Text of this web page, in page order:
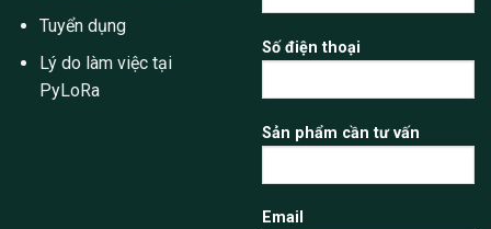
Tuyển dụng
Lý do làm việc tại
PyLoRa
Số điện thoại
Sản phẩm cần tư vấn
Email